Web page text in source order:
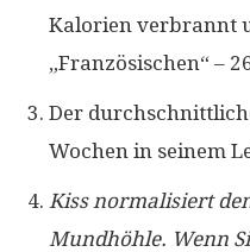
Kalorien verbrannt
„Französischen“ –
Der
Wochen in seinem
Kiss normalisiert
Mundhöhle. Wenn